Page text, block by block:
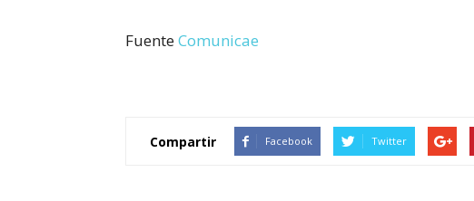
FuenteComunicae
Compartir Facebook Twitter